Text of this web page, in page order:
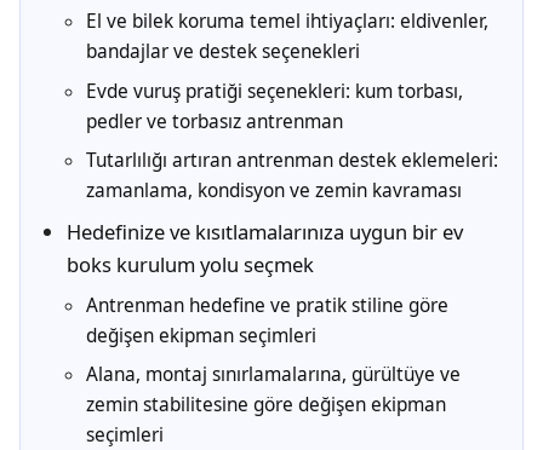
El ve bilek koruma temel ihtiyaçları: eldivenler,
bandajlar ve destek seçenekleri
Evde vuruş pratiği seçenekleri: kum torbası,
pedler ve torbasız antrenman
Tutarlılığı artıran antrenman destek eklemeleri:
zamanlama, kondisyon ve zemin kavraması
Hedefinize ve kısıtlamalarınıza uygun bir ev
boks kurulum yolu seçmek
Antrenman hedefine ve pratik stiline göre
değişen ekipman seçimleri
Alana, montaj sınırlamalarına, gürültüye ve
zemin stabilitesine göre değişen ekipman
seçimleri